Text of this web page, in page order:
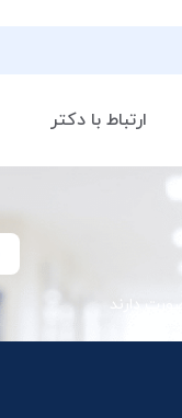
ارتباط با دکتر
دارند